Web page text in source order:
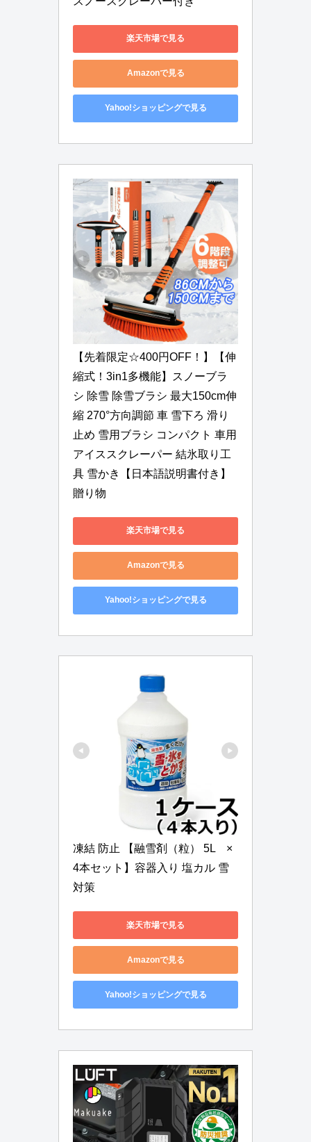
楽天市場で見る
Amazonで見る
Yahoo!ショッピングで見る
【先着限定☆400円OFF！】【伸
縮式！3in1多機能】スノーブラ
シ 除雪 除雪ブラシ 最大150cm伸
縮 270°方向調節 車 雪下ろ 滑り
止め 雪用ブラシ コンパクト 車用
アイススクレーパー 結氷取り工
具 雪かき【日本語説明書付き】
贈り物
楽天市場で見る
Amazonで見る
Yahoo!ショッピングで見る
凍結 防止 【融雪剤（粒） 5L　×
4本セット】容器入り 塩カル 雪
対策
楽天市場で見る
Amazonで見る
Yahoo!ショッピングで見る